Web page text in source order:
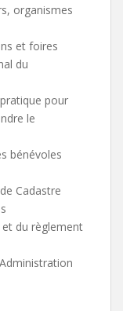
organismes
et foires
du
pour
le
bénévoles
Cadastre
du règlement